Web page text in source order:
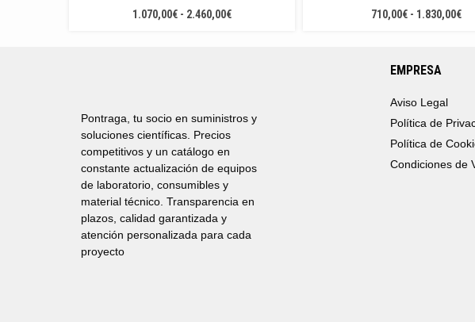
1.070,00€ - 2.460,00€RANGO
2.460,00€
710,00€ - 1.830,00€
Pontraga, tu socio en suministros y
soluciones científicas. Precios
competitivos y un catálogo en
constante actualización de equipos
de laboratorio, consumibles y
material técnico. Transparencia en
plazos, calidad garantizada y
atención personalizada para cada
proyecto
EMPRESA
Aviso Legal
Política de
Política de
Condiciones de